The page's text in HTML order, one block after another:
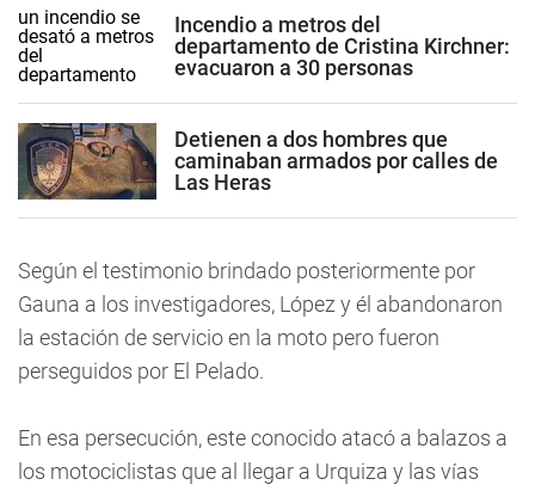
Incendio a metros del
departamento de Cristina Kirchner:
evacuaron a 30 personas
Detienen a dos hombres que
caminaban armados por calles de
Las Heras
Según el testimonio brindado posteriormente por
Gauna a los investigadores, López y él abandonaron
la estación de servicio en la moto pero fueron
perseguidos por El Pelado.
En esa persecución, este conocido atacó a balazos a
los motociclistas que al llegar a Urquiza y las vías